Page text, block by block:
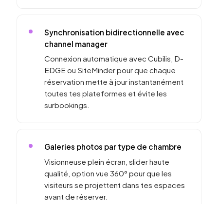
Synchronisation bidirectionnelle avec
channel manager
Connexion automatique avec Cubilis, D-
EDGE ou SiteMinder pour que chaque
réservation mette à jour instantanément
toutes tes plateformes et évite les
surbookings.
Galeries photos par type de chambre
Visionneuse plein écran, slider haute
qualité, option vue 360° pour que les
visiteurs se projettent dans tes espaces
avant de réserver.